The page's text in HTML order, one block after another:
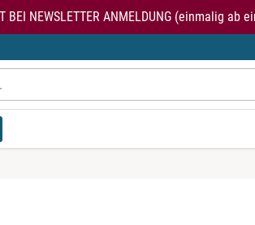
BEI NEWSLETTER ANMELDUNG (einmalig ab